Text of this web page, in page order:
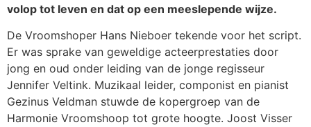
volop tot leven en dat op een meeslepende wijze.
De Vroomshoper Hans Nieboer tekende voor het script.
Er was sprake van geweldige acteerprestaties door
jong en oud onder leiding van de jonge regisseur
Jennifer Veltink. Muzikaal leider, componist en pianist
Gezinus Veldman stuwde de kopergroep van de
Harmonie Vroomshoop tot grote hoogte. Joost Visser